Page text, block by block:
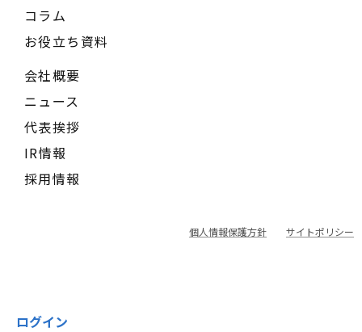
コラム
お役立ち資料
会社概要
ニュース
代表挨拶
IR情報
採用情報
個人情報保護方針 サイトポリシー
ログイン